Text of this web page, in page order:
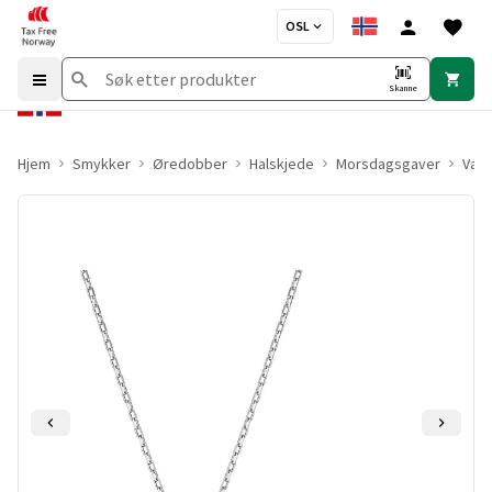
OSL
Skanne
Hjem Smykker Øredobber Halskjede Morsdagsgaver